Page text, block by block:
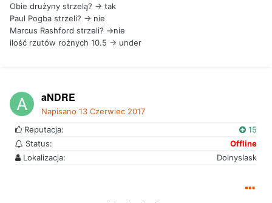
Obie drużyny strzelą? -> tak
Paul Pogba strzeli? -> nie
Marcus Rashford strzeli? ->nie
ilość rzutów rożnych 10.5 -> under
aNDRE
Napisano 13 Czerwiec 2017
Reputacja:
15
Status:
Offline
Lokalizacja:
Dolnyslask